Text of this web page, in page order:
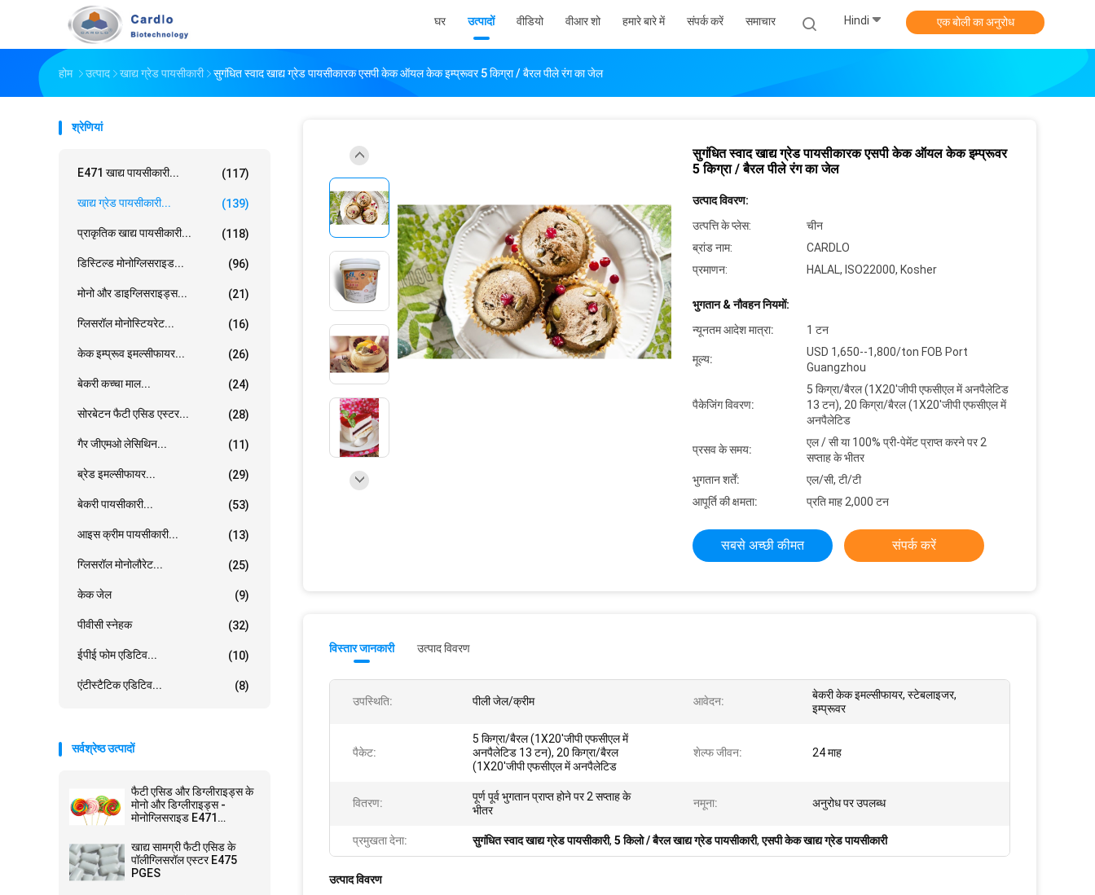
घर उत्पादों वीडियो वीआर शो हमारे बारे में संपर्क करें समाचार Hindi एक बोली का अनुरोध
होम उत्पाद खाद्य ग्रेड पायसीकारी सुगंधित स्वाद खाद्य ग्रेड पायसीकारक एसपी केक ऑयल केक इम्प्रूवर 5 किग्रा / बैरल पीले रंग का जेल
श्रेणियां
E471 खाद्य पायसीकारी... (117)
खाद्य ग्रेड पायसीकारी... (139)
प्राकृतिक खाद्य पायसीकारी... (118)
डिस्टिल्ड मोनोग्लिसराइड... (96)
मोनो और डाइग्लिसराइड्स... (21)
ग्लिसरॉल मोनोस्टियरेट... (16)
केक इम्प्रूव इमल्सीफायर... (26)
बेकरी कच्चा माल... (24)
सोरबेटन फैटी एसिड एस्टर... (28)
गैर जीएमओ लेसिथिन... (11)
ब्रेड इमल्सीफायर... (29)
बेकरी पायसीकारी... (53)
आइस क्रीम पायसीकारी... (13)
ग्लिसरॉल मोनोलौरेट... (25)
केक जेल (9)
पीवीसी स्नेहक (32)
ईपीई फोम एडिटिव... (10)
एंटीस्टैटिक एडिटिव... (8)
सर्वश्रेष्ठ उत्पादों
फैटी एसिड और डिग्लीराइड्स के
मोनो और डिग्लीराइड्स -
मोनोग्लिसराइड E471
खाद्य सामग्री फैटी एसिड के
पॉलीग्लिसरॉल एस्टर E475
PGES
सुगंधित स्वाद खाद्य ग्रेड पायसीकारक एसपी केक ऑयल केक इम्प्रूवर
5 किग्रा / बैरल पीले रंग का जेल
उत्पाद विवरण:
उत्पत्ति के प्लेस:
चीन
ब्रांड नाम:
CARDLO
प्रमाणन:
HALAL, ISO22000, Kosher
भुगतान & नौवहन नियमों:
न्यूनतम आदेश मात्रा:
1 टन
मूल्य:
USD 1,650--1,800/ton FOB Port
Guangzhou
पैकेजिंग विवरण:
5 किग्रा/बैरल (1X20'जीपी एफसीएल में अनपैलेटिड
13 टन), 20 किग्रा/बैरल (1X20'जीपी एफसीएल में
अनपैलेटिड
प्रसव के समय:
एल / सी या 100% प्री-पेमेंट प्राप्त करने पर 2
सप्ताह के भीतर
भुगतान शर्तें:
एल/सी, टी/टी
आपूर्ति की क्षमता:
प्रति माह 2,000 टन
सबसे अच्छी कीमत संपर्क करें
विस्तार जानकारी उत्पाद विवरण
उपस्थिति: पीली जेल/क्रीम आवेदन:
बेकरी केक इमल्सीफायर, स्टेबलाइजर,
इम्प्रूवर
पैकेट:
5 किग्रा/बैरल (1X20'जीपी एफसीएल में
अनपैलेटिड 13 टन), 20 किग्रा/बैरल
(1X20'जीपी एफसीएल में अनपैलेटिड
शेल्फ जीवन: 24 माह
वितरण:
पूर्ण पूर्व भुगतान प्राप्त होने पर 2 सप्ताह के
भीतर
नमूना: अनुरोध पर उपलब्ध
प्रमुखता देना: सुगंधित स्वाद खाद्य ग्रेड पायसीकारी, 5 किलो / बैरल खाद्य ग्रेड पायसीकारी,एसपी केक खाद्य ग्रेड पायसीकारी
उत्पाद विवरण